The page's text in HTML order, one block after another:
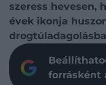
szeress hevesen,
évek ikonja
forrásként